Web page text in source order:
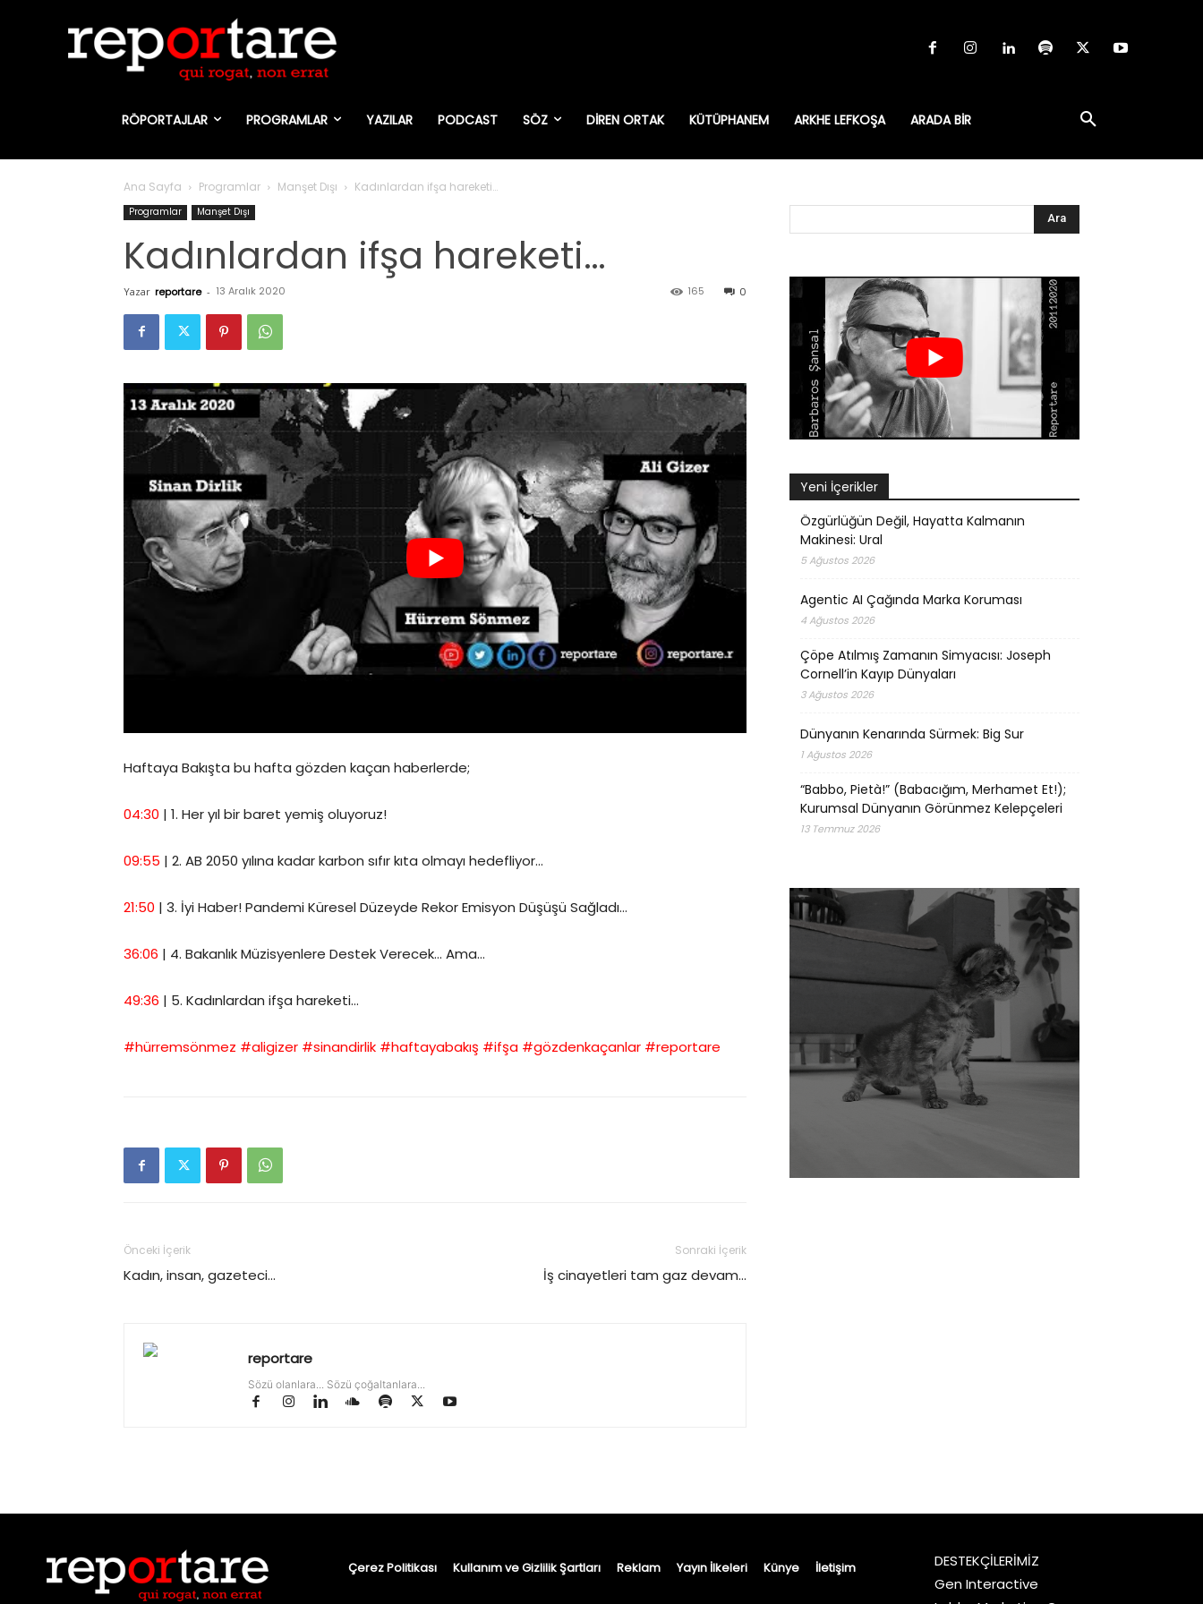
RÖPORTAJLAR PROGRAMLAR YAZILAR PODCAST SÖZ DIREN ORTAK KÜTÜPHANEM ARKHE LEFKOŞA ARADA BIR
Ana Sayfa Programlar Manşet Dışı Kadınlardan ifşa hareketi…
Programlar Manşet Dışı
Kadınlardan ifşa hareketi…
Yazar reportare - 13 Aralık 2020 0
165
Haftaya Bakışta bu hafta gözden kaçan haberlerde;
04:30 ​ | 1. Her yıl bir baret yemiş oluyoruz!
09:55 ​ | 2. AB 2050 yılına kadar karbon sıfır kıta olmayı hedefliyor…
21:50 ​ | 3. İyi Haber! Pandemi Küresel Düzeyde Rekor Emisyon Düşüşü Sağladı…
36:06 ​ | 4. Bakanlık Müzisyenlere Destek Verecek… Ama…
49:36 ​ | 5. Kadınlardan ifşa hareketi…
#hürremsönmez #aligizer #sinandirlik #haftayabakış #ifşa #gözdenkaçanlar #reportare
Önceki İçerik
Kadın, insan, gazeteci…
Sonraki İçerik
İş cinayetleri tam gaz devam…
reportare
Sözü olanlara... Sözü çoğaltanlara...
Yeni İçerikler
Özgürlüğün Değil, Hayatta Kalmanın
Makinesi: Ural
5 Ağustos 2026
Agentic AI Çağında Marka Koruması
4 Ağustos 2026
Çöpe Atılmış Zamanın Simyacısı: Joseph
Cornell’in Kayıp Dünyaları
3 Ağustos 2026
Dünyanın Kenarında Sürmek: Big Sur
1 Ağustos 2026
“Babbo, Pietà!” (Babacığım, Merhamet Et!);
Kurumsal Dünyanın Görünmez Kelepçeleri
13 Temmuz 2026
Çerez Politikası Kullanım ve Gizlilik Şartları Reklam Yayın İlkeleri Künye İletişim
DESTEKÇİLERİMİZ
Gen Interactive